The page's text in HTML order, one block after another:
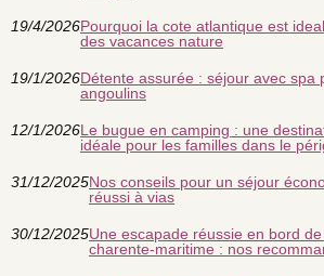
19/4/2026Pourquoi la cote atlantique est
des vacances nature
19/1/2026Détente assurée : séjour avec spa
angoulins
12/1/2026Le bugue en camping : une
idéale pour les familles dans le
31/12/2025Nos conseils pour un séjour
réussi à vias
30/12/2025Une escapade réussie en bord
charente-maritime : nos